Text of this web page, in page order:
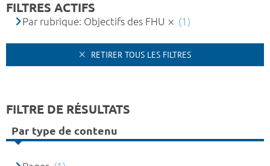
FILTRES ACTIFS
Par rubrique: Objectifs des FHU (1)
RETIRER TOUS LES FILTRES
FILTRE DE RÉSULTATS
Par type de contenu